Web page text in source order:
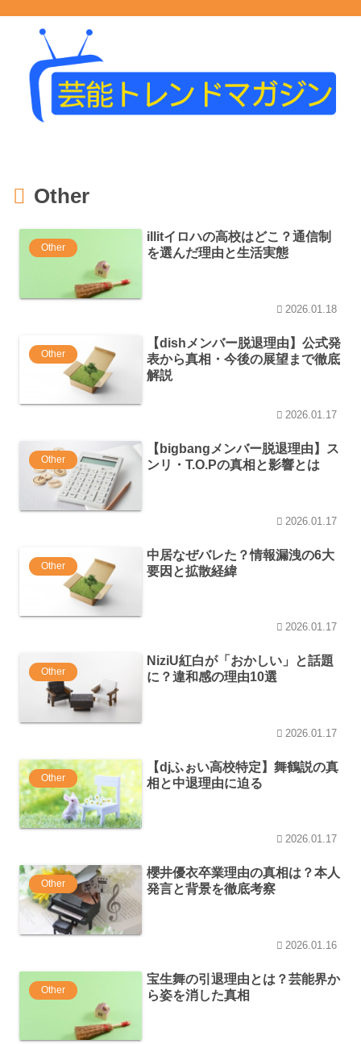
Other
Other
illitイロハの高校はどこ？通信制
を選んだ理由と生活実態
2026.01.18
Other
【dishメンバー脱退理由】公式発
表から真相・今後の展望まで徹底
解説
2026.01.17
Other
【bigbangメンバー脱退理由】ス
ンリ・T.O.Pの真相と影響とは
2026.01.17
Other
中居なぜバレた？情報漏洩の6大
要因と拡散経緯
2026.01.17
Other
NiziU紅白が「おかしい」と話題
に？違和感の理由10選
2026.01.17
Other
【djふぉい高校特定】舞鶴説の真
相と中退理由に迫る
2026.01.17
Other
櫻井優衣卒業理由の真相は？本人
発言と背景を徹底考察
2026.01.16
Other
宝生舞の引退理由とは？芸能界か
ら姿を消した真相